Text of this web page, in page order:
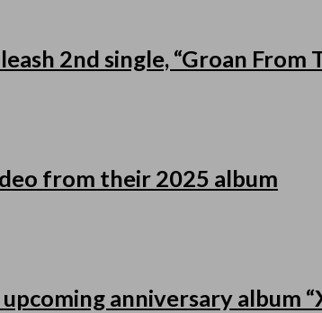
2nd single, “Groan From
from their 2025 album
anniversary album